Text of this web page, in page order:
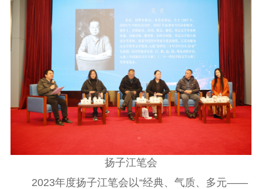
扬子江笔会
2023年度扬子江笔会以“经典、气质、多元——